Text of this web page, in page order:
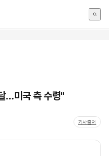
…미국 측 수령"
기사출처